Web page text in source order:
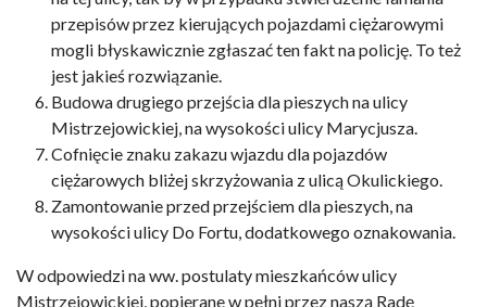
przepisów przez kierujących pojazdami ciężarowymi
mogli błyskawicznie zgłaszać ten fakt na policję. To też
jest jakieś rozwiązanie.
Budowa drugiego przejścia dla pieszych na ulicy
Mistrzejowickiej, na wysokości ulicy Marycjusza.
Cofnięcie znaku zakazu wjazdu dla pojazdów
ciężarowych bliżej skrzyżowania z ulicą Okulickiego.
Zamontowanie przed przejściem dla pieszych, na
wysokości ulicy Do Fortu, dodatkowego oznakowania.
W odpowiedzi na ww. postulaty mieszkańców ulicy
Mistrzejowickiej, popierane w pełni przez naszą Radę